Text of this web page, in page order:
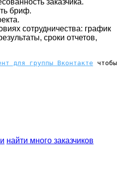
заказчика.
бриф.
сотрудничества: график
сроки отчетов,
для группы Вконтакте чтобы
найти много заказчиков